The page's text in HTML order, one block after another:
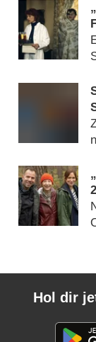
Hol dir